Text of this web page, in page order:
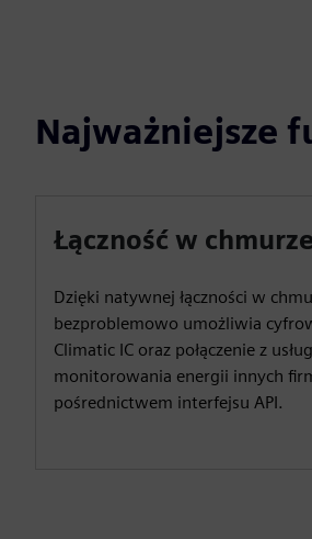
Najważniejsze
Łączność w
Dzięki natywnej łączności w
bezproblemowo umożliwia
Climatic IC oraz połączenie z
monitorowania energii innych
pośrednictwem interfejsu API.